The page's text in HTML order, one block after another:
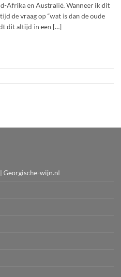
Afrika en Australië. Wanneer ik dit
de vraag op “wat is dan de oude
dit altijd in een […]
Georgische-wijn.nl